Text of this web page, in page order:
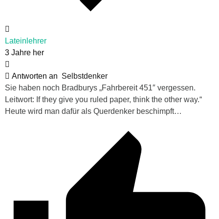
Lateinlehrer
3 Jahre her
Antworten an Selbstdenker
Sie haben noch Bradburys „Fahrbereit 451″ vergessen.
Leitwort: If they give you ruled paper, think the other way.“
Heute wird man dafür als Querdenker beschimpft…